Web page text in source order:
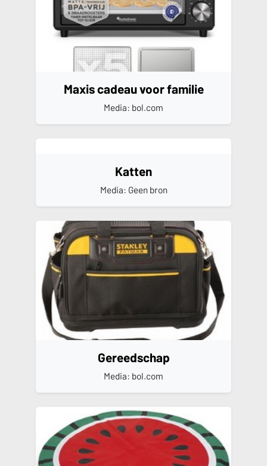
Maxis cadeau voor familie
Media: bol.com
Katten
Media: Geen bron
Gereedschap
Media: bol.com